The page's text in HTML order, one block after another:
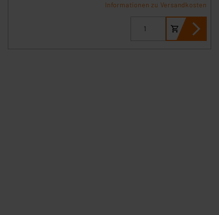
Informationen zu Versandkosten